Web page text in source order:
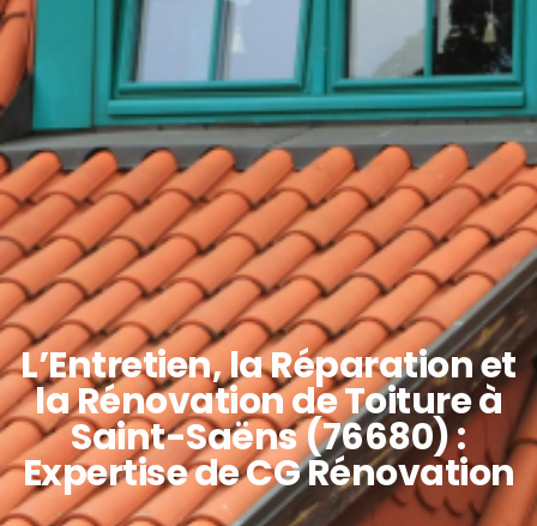
L’Entretien, la Réparation et
la Rénovation de Toiture à
Saint-Saëns (76680) :
Expertise de CG Rénovation